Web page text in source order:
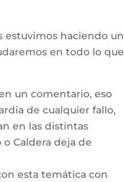
estuvimos haciendo un
en todo lo que
un comentario, eso
de cualquier fallo,
en las distintas
Caldera deja de
esta temática con